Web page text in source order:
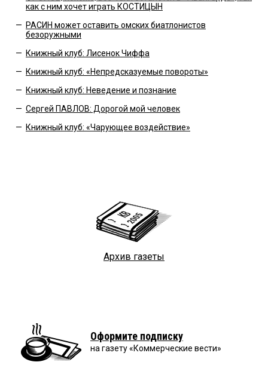
как с ним хочет играть КОСТИЦЫН
— РАСИН может оставить омских биатлонистов
безоружными
— Книжный клуб: Лисенок Чиффа
— Книжный клуб: «Непредсказуемые повороты»
— Книжный клуб: Неведение и познание
— Сергей ПАВЛОВ: Дорогой мой человек
— Книжный клуб: «Чарующее воздействие»
Архив газеты
Оформите подписку
на газету «Коммерческие вести»